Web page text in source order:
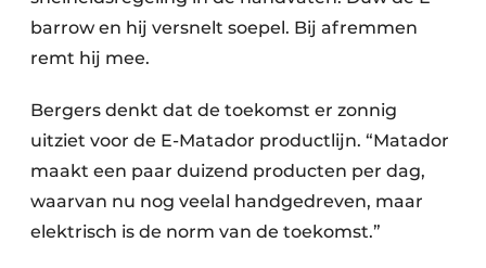
barrow en hij versnelt soepel. Bij afremmen
remt hij mee.
Bergers denkt dat de toekomst er zonnig
uitziet voor de E-Matador productlijn. “Matador
maakt een paar duizend producten per dag,
waarvan nu nog veelal handgedreven, maar
elektrisch is de norm van de toekomst.”